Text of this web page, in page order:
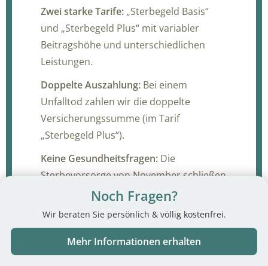
Zwei starke Tarife: „Sterbegeld Basis“
und „Sterbegeld Plus“ mit variabler
Beitragshöhe und unterschiedlichen
Leistungen.
Doppelte Auszahlung: Bei einem
Unfalltod zahlen wir die doppelte
Versicherungssumme (im Tarif
„Sterbegeld Plus“).
Keine Gesundheitsfragen: Die
Sterbevorsorge von November schließen
Sie ohne Gesundheitsprüfung ab. Einfach
und unkompliziert.
Sterbegeld vom Profi:Als bundesweit
tätiger Bestatter kennen wir uns bestens
Noch Fragen?
Wir beraten Sie persönlich & völlig kostenfrei.
Mehr Informationen erhalten